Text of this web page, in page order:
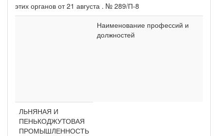
этих органов от 21 августа . № 289/П-8
Наименование профессий и
должностей
ЛЬНЯНАЯ И
ПЕНЬКОДЖУТОВАЯ
ПРОМЫШЛЕННОСТЬ